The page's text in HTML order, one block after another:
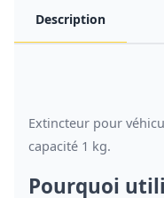
Description
Extincteur pour
capacité 1 kg.
Pourquoi